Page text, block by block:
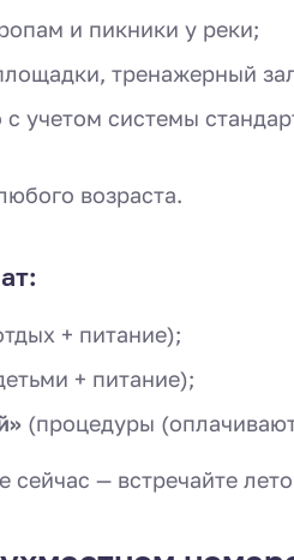
и пикники у реки;
тренажерный
учетом системы
возраста.
+ питание);
+ питание);
(процедуры
сейчас — встречайте